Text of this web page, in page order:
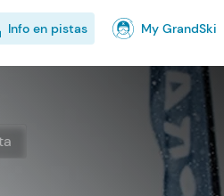
Info en pistas My GrandSki